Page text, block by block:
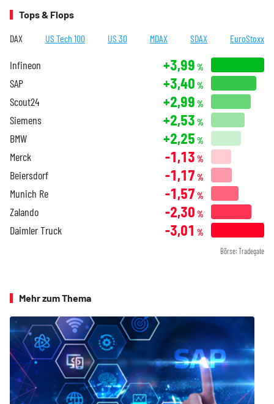
Tops & Flops
DAX US Tech 100 US 30 MDAX SDAX EuroStoxx
Infineon +3,99 %
SAP +3,40 %
Scout24 +2,99 %
Siemens +2,53 %
BMW +2,25 %
Merck -1,13 %
Beiersdorf -1,17 %
Munich Re -1,57 %
Zalando -2,30 %
Daimler Truck -3,01 %
Börse: Tradegate
Mehr zum Thema